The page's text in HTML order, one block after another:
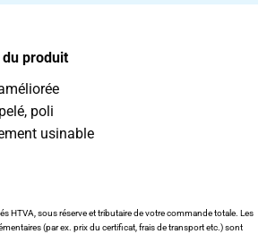
produit
poli
usinable
HTVA, sous réserve et tributaire de votre commande totale. Les
(par ex. prix du certificat, frais de transport etc.) sont